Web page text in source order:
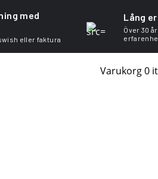
med
eller faktura
Lång
Över 30
Varukorg0